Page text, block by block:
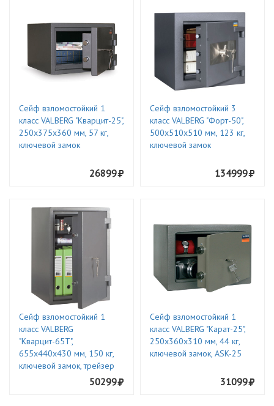
Сейф взломостойкий 1
класс VALBERG "Кварцит-25",
250х375х360 мм, 57 кг,
ключевой замок
26899
Сейф взломостойкий 3
класс VALBERG "Форт-50",
500х510х510 мм, 123 кг,
ключевой замок
134999
Сейф взломостойкий 1
класс VALBERG
"Кварцит-65Т",
655х440х430 мм, 150 кг,
ключевой замок, трейзер
50299
Сейф взломостойкий 1
класс VALBERG "Карат-25",
250х360х310 мм, 44 кг,
ключевой замок, ASK-25
31099